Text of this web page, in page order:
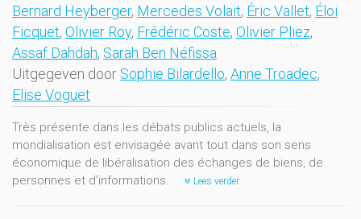
Bernard Heyberger, Mercedes Volait, Éric Vallet, Éloi
Ficquet, Olivier Roy, Frédéric Coste, Olivier Pliez,
Assaf Dahdah, Sarah Ben Néfissa
Uitgegeven door Sophie Bilardello, Anne Troadec,
Elise Voguet
Très présente dans les débats publics actuels, la
mondialisation est envisagée avant tout dans son sens
économique de libéralisation des échanges de biens, de
personnes et d'informations.
Lees verder